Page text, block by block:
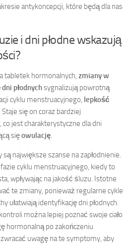
antykoncepcji, które będą dla nas
i dni płodne wskazują
tabletek hormonalnych, zmiany w
płodnychsygnalizują powrotną
cyklu menstruacyjnego, lepkość
się on coraz bardziej
, co jest charakterystyczne dla dni
sięowulację.
są największe szanse na zapłodnienie.
cyklu menstruacyjnego, kiedy to
wpływając na jakość śluzu. Istotne
te zmiany, ponieważ regularne cykle
ułatwiają identyfikację dni płodnych.
można lepiej poznać swoje ciało
hormonalną po zakończeniu
uwagę na te symptomy, aby